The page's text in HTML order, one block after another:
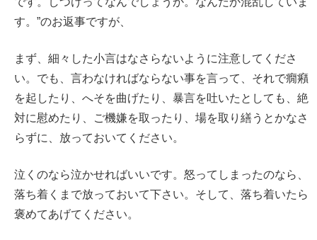
す。”のお返事ですが、
まず、細々した小言はなさらないように注意してくださ
い。でも、言わなければならない事を言って、それで癇癪
を起したり、へそを曲げたり、暴言を吐いたとしても、絶
対に慰めたり、ご機嫌を取ったり、場を取り繕うとかなさ
らずに、放っておいてください。
泣くのなら泣かせればいいです。怒ってしまったのなら、
落ち着くまで放っておいて下さい。そして、落ち着いたら
褒めてあげてください。